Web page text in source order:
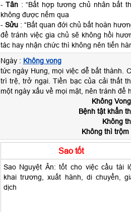
-Tân : “Bất hợp tương chủ nhân bất
không được nếm qua
- Sửu: “Bất quan đới chủ bất hoàn
để tránh việc gia chủ sẽ không hồi
tác hay nhận chức thì không nên tiến
Ngày : Không vong
tức ngày Hung, mọi việc dễ bất thành.
trì trệ, trở ngại. Tiền bạc của cải thất
một ngày xấu về mọi mặt, nên tránh để
Không
Bệnh tật khẩn
Không
Không thì
Sao tốt
Sao Nguyệt Ân: tốt cho việc cầu tài
khai trương, xuất hành, di chuyển,
dịch